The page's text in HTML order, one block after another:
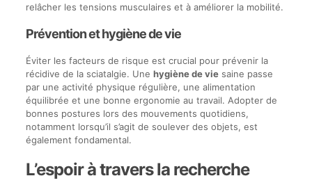
relâcher les tensions musculaires et à améliorer la mobilité.
Prévention et hygiène de vie
Éviter les facteurs de risque est crucial pour prévenir la
récidive de la sciatalgie. Une hygiène de viesaine passe
par une activité physique régulière, une alimentation
équilibrée et une bonne ergonomie au travail. Adopter de
bonnes postures lors des mouvements quotidiens,
notamment lorsqu’il s’agit de soulever des objets, est
également fondamental.
L’espoir à travers la recherche